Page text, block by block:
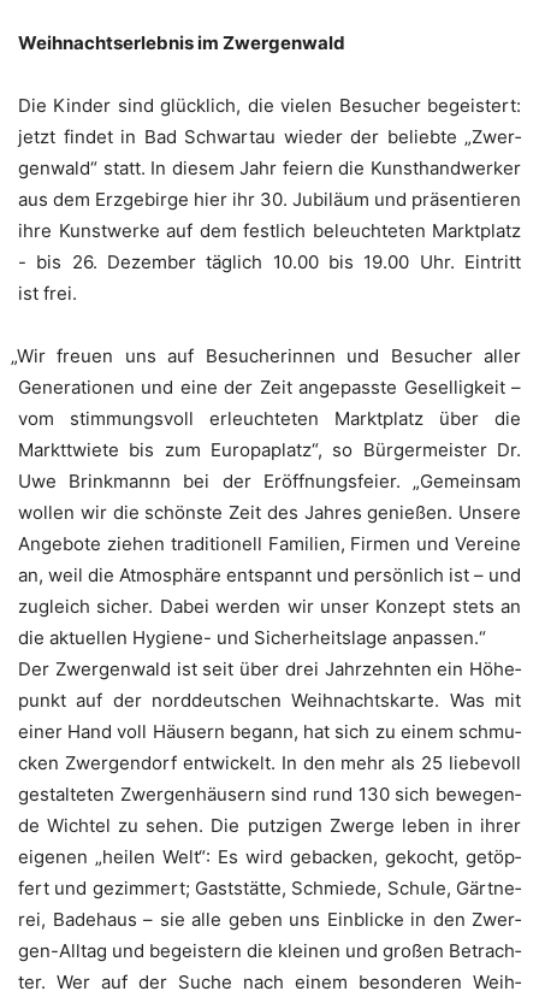
Weih­nachts­er­leb­nis im Zwergenwald
Die Kin­der sind glück­lich, die vie­len Besu­cher begeis­tert:
jetzt fin­det in Bad Schwar­tau wie­der der belieb­te „Zwer­
gen­wald“ statt. In die­sem Jahr fei­ern die Kunst­hand­wer­ker
aus dem Erz­ge­bir­ge hier ihr 30. Jubi­lä­um und prä­sen­tie­ren
ihre Kunst­wer­ke auf dem fest­lich beleuch­te­ten Markt­platz
- bis 26. Dezem­ber täg­lich 10.00 bis 19.00 Uhr. Ein­tritt
ist frei.
„Wir freu­en uns auf Besu­che­rin­nen und Besu­cher aller
Gene­ra­tio­nen und eine der Zeit ange­pass­te Gesel­lig­keit –
vom stim­mungs­voll erleuch­te­ten Markt­platz über die
Marktt­wie­te bis zum Euro­pa­platz“, so Bür­ger­meis­ter Dr.
Uwe Brink­mannn bei der Eröff­nungs­fei­er. ­„Gemein­sam
wol­len wir die schöns­te Zeit des Jah­res genie­ßen. Unse­re
Ange­bo­te zie­hen tra­di­tio­nell Fami­li­en, Fir­men und Ver­ei­ne
an, weil die Atmo­sphä­re ent­spannt und per­sön­lich ist – und
zugleich sicher. Dabei wer­den wir unser Kon­zept stets an
die aktu­el­len Hygie­ne- und Sicher­heits­la­ge anpassen.“
Der Zwer­gen­wald ist seit über drei Jahr­zehn­ten ein Höhe­
punkt auf der nord­deut­schen Weih­nachts­kar­te. Was mit
einer Hand voll Häu­sern begann, hat sich zu einem schmu­
cken Zwer­gen­dorf ent­wi­ckelt. In den mehr als 25 lie­be­voll
gestal­te­ten Zwer­gen­häu­sern sind rund 130 sich bewe­gen­
de Wich­tel zu sehen. Die put­zi­gen Zwer­ge leben in ihrer
eige­nen „hei­len Welt“: Es wird geba­cken, gekocht, getöp­
fert und gezim­mert; Gast­stät­te, Schmie­de, Schu­le, Gärt­ne­
rei, Bade­haus – sie alle geben uns Ein­bli­cke in den Zwer­
gen-All­tag und ­begeis­tern die klei­nen und gro­ßen Betrach­
ter. Wer auf der Suche nach einem beson­de­ren Weih­